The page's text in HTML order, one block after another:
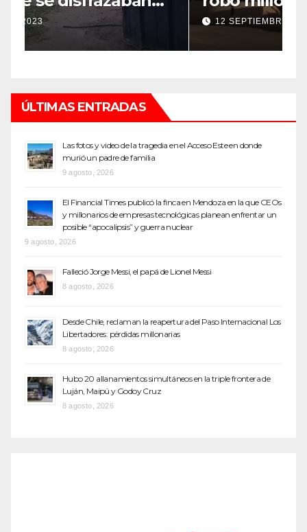
top de Maipú
12 SEPTIEMBRE, 2022
ÚLTIMAS ENTRADAS
Las fotos y video de la tragedia en el Acceso Este en donde
murió un padre de familia
9 agosto, 2026
El Financial Times publicó la finca en Mendoza en la que CEOs
y millonarios de empresas tecnológicas planean enfrentar un
posible “apocalipsis” y guerra nuclear
9 agosto, 2026
Falleció Jorge Messi, el papá de Lionel Messi
8 agosto, 2026
Desde Chile, reclaman la reapertura del Paso Internacional Los
Libertadores: pérdidas millonarias
8 agosto, 2026
Hubo 20 allanamientos simultáneos en la triple frontera de
Luján, Maipú y Godoy Cruz
8 agosto, 2026